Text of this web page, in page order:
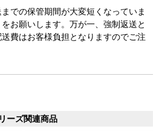
での保管期間が大変短くなっていま
お願いします。万が一、強制返送と
費はお客様負担となりますのでご注
ーズ関連商品